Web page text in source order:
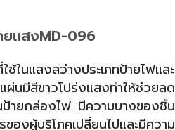
ยแสงMD-096
ช้ในแสงสว่างประเภทป้ายไฟและ
มีสีขาวโปร่งแสงทำให้ช่วยลด
ายกล่องไฟ มีความบางของชิ้น
งผู้บริโภคเปลี่ยนไปและมีความ